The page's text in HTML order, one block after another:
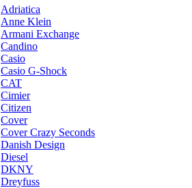
Adriatica
Anne Klein
Armani Exchange
Candino
Casio
Casio G-Shock
CAT
Cimier
Citizen
Cover
Cover Crazy Seconds
Danish Design
Diesel
DKNY
Dreyfuss